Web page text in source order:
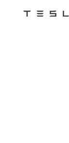
Tesla